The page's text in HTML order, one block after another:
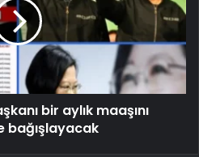
bir aylık maaşını
bağışlayacak